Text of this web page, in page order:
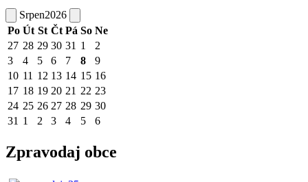
Srpen2026
Po Út St Čt Pá So Ne
27 28 29 30 31 1
2
3
4 5 6 7 8
9
10 11 12 13 14 15 16
17 18 19 20 21 22 23
24 25 26 27 28 29 30
31 1 2 3 4 5 6
Zpravodaj obce